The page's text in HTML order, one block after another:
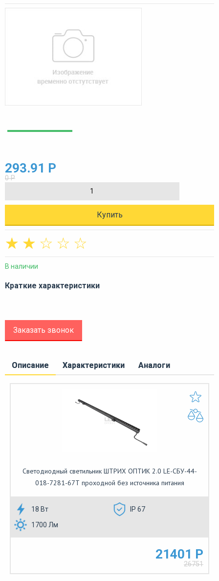
293.91 Р
0 Р
Купить
☆
☆
☆
☆
☆
В наличии
Краткие характеристики
Заказать звонок
Описание Характеристики Аналоги
Светодиодный светильник ШТРИХ ОПТИК 2.0 LE-СБУ-44-
018-7281-67Т проходной без источника питания
18 Вт
IP 67
1700 Лм
21401 Р
26751